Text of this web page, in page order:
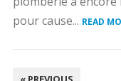
pour cause... READ
PAGINATION